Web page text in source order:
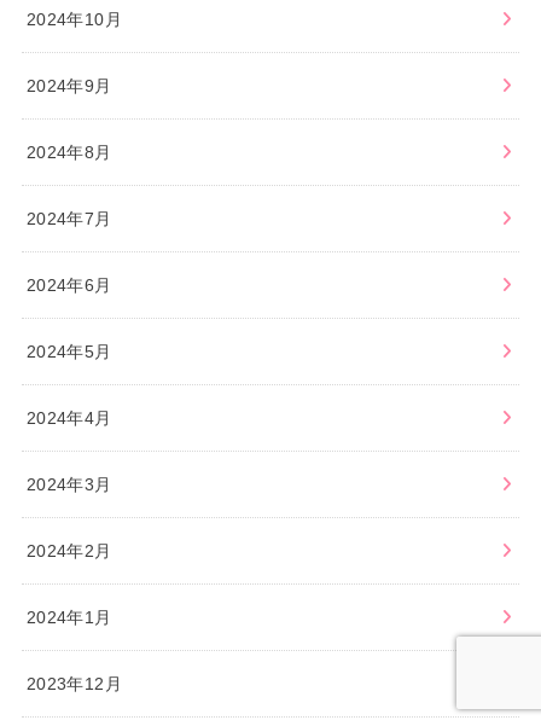
2024年10月
2024年9月
2024年8月
2024年7月
2024年6月
2024年5月
2024年4月
2024年3月
2024年2月
2024年1月
2023年12月